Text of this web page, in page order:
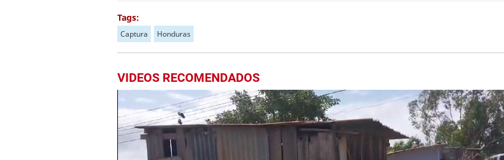
Tags:
Captura Honduras
VIDEOS RECOMENDADOS